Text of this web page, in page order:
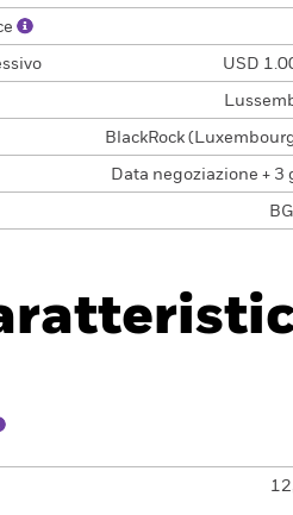
USD
BlackRock
Data negoziazione + 3